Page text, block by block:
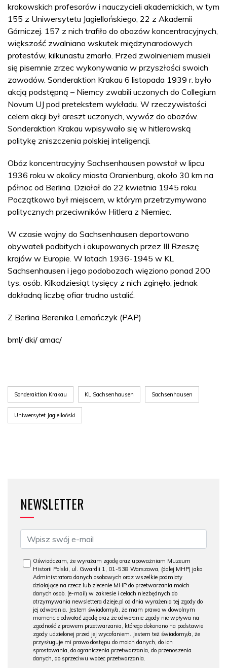
krakowskich profesorów i nauczycieli akademickich, w tym
155 z Uniwersytetu Jagiellońskiego, 22 z Akademii
Górniczej. 157 z nich trafiło do obozów koncentracyjnych,
większość zwalniano wskutek międzynarodowych
protestów, kilkunastu zmarło. Przed zwolnieniem musieli
się pisemnie zrzec wykonywania w przyszłości swoich
zawodów. Sonderaktion Krakau 6 listopada 1939 r. było
akcją podstępną – Niemcy zwabili uczonych do Collegium
Novum UJ pod pretekstem wykładu. W rzeczywistości
celem akcji był areszt uczonych, wywóz do obozów.
Sonderaktion Krakau wpisywało się w hitlerowską
politykę zniszczenia polskiej inteligencji.
Obóz koncentracyjny Sachsenhausen powstał w lipcu
1936 roku w okolicy miasta Oranienburg, około 30 km na
północ od Berlina. Działał do 22 kwietnia 1945 roku.
Początkowo był miejscem, w którym przetrzymywano
politycznych przeciwników Hitlera z Niemiec.
W czasie wojny do Sachsenhausen deportowano
obywateli podbitych i okupowanych przez III Rzeszę
krajów w Europie. W latach 1936-1945 w KL
Sachsenhausen i jego podobozach więziono ponad 200
tys. osób. Kilkadziesiąt tysięcy z nich zginęło, jednak
dokładną liczbę ofiar trudno ustalić.
Z Berlina Berenika Lemańczyk (PAP)
bml/ dki/ amac/
Sonderaktion Krakau KL Sachsenhausen Sachsenhausen
Uniwersytet Jagielloński
NEWSLETTER
Oświadczam, że wyrażam zgodę oraz upoważniam Muzeum
Historii Polski, ul. Gwardii 1, 01-538 Warszawa, (dalej MHP) jako
Administratora danych osobowych oraz wszelkie podmioty
działające na rzecz lub zlecenie MHP do przetwarzania moich
danych osob. (e-mail) w zakresie i celach niezbędnych do
otrzymywania newslettera dzieje.pl od dnia wyrażenia tej zgody do
jej odwołania. Jestem świadomy/a, że mam prawo w dowolnym
momencie odwołać zgodę oraz że odwołanie zgody nie wpływa na
zgodność z prawem przetwarzania, którego dokonano na podstawie
zgody udzielonej przed jej wycofaniem. Jestem też świadomy/a, że
przysługuje mi prawo dostępu do moich danych, do ich
sprostowania, do ograniczenia przetwarzania, do przenoszenia
danych, do sprzeciwu wobec przetwarzania.